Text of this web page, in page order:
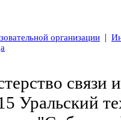
организации |
связи
Уральский